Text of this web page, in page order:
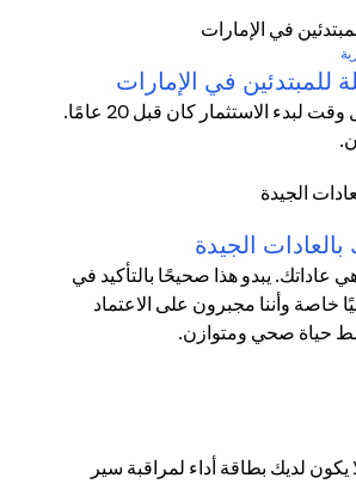
للمبتدئين في الإمارات
يقول المثل القديم إن أفضل وقت لبدء الاستثمار كان قبل 20 عامًا.
الجيدة
عاداتك. يبدو هذا صحيحًا بالتأكيد في
خاصة وأننا مجبرون على الاعتماد
حياة صحي ومتوازن.
لديك بطاقة أداء لمراقبة سير